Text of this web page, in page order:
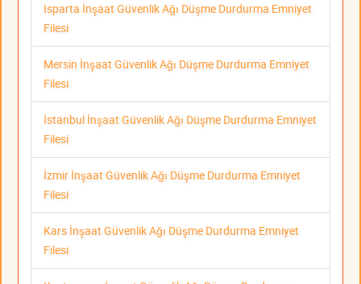
Isparta İnşaat Güvenlik Ağı Düşme Durdurma Emniyet
Filesi
Mersin İnşaat Güvenlik Ağı Düşme Durdurma Emniyet
Filesi
İstanbul İnşaat Güvenlik Ağı Düşme Durdurma Emniyet
Filesi
İzmir İnşaat Güvenlik Ağı Düşme Durdurma Emniyet
Filesi
Kars İnşaat Güvenlik Ağı Düşme Durdurma Emniyet
Filesi